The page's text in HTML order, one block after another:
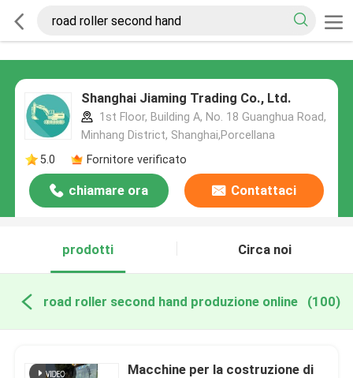
Shanghai Jiaming Trading Co., Ltd.
1st Floor, Building A, No. 18 Guanghua Road,
Minhang District, Shanghai,Porcellana
5.0
Fornitore verificato
chiamare ora Contattaci
prodotti Circa noi
road roller second hand produzione online (100)
Macchine per la costruzione di